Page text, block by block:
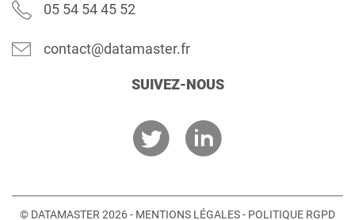
05 54 54 45 52
contact@datamaster.fr
SUIVEZ-NOUS
© DATAMASTER 2026 - MENTIONS LÉGALES- POLITIQUE RGPD